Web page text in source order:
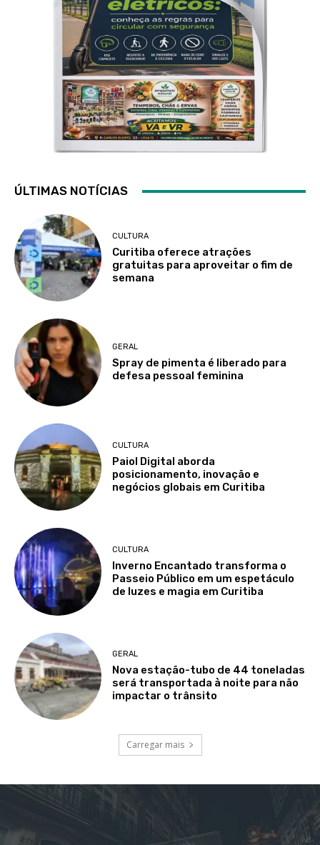
ÚLTIMAS NOTÍCIAS
CULTURA
Curitiba oferece atrações
gratuitas para aproveitar o fim de
semana
GERAL
Spray de pimenta é liberado para
defesa pessoal feminina
CULTURA
Paiol Digital aborda
posicionamento, inovação e
negócios globais em Curitiba
CULTURA
Inverno Encantado transforma o
Passeio Público em um espetáculo
de luzes e magia em Curitiba
GERAL
Nova estação-tubo de 44 toneladas
será transportada à noite para não
impactar o trânsito
Carregar mais